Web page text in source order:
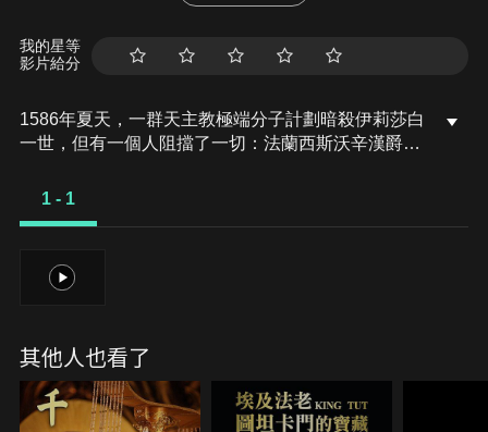
我的星等
影片給分
1586年夏天，一群天主教極端分子計劃暗殺伊莉莎白
一世，但有一個人阻擋了一切：法蘭西斯沃辛漢爵
心弦的反恐行動，我們將逐日闡述1586年處於危險高
1 - 1
1
其他人也看了